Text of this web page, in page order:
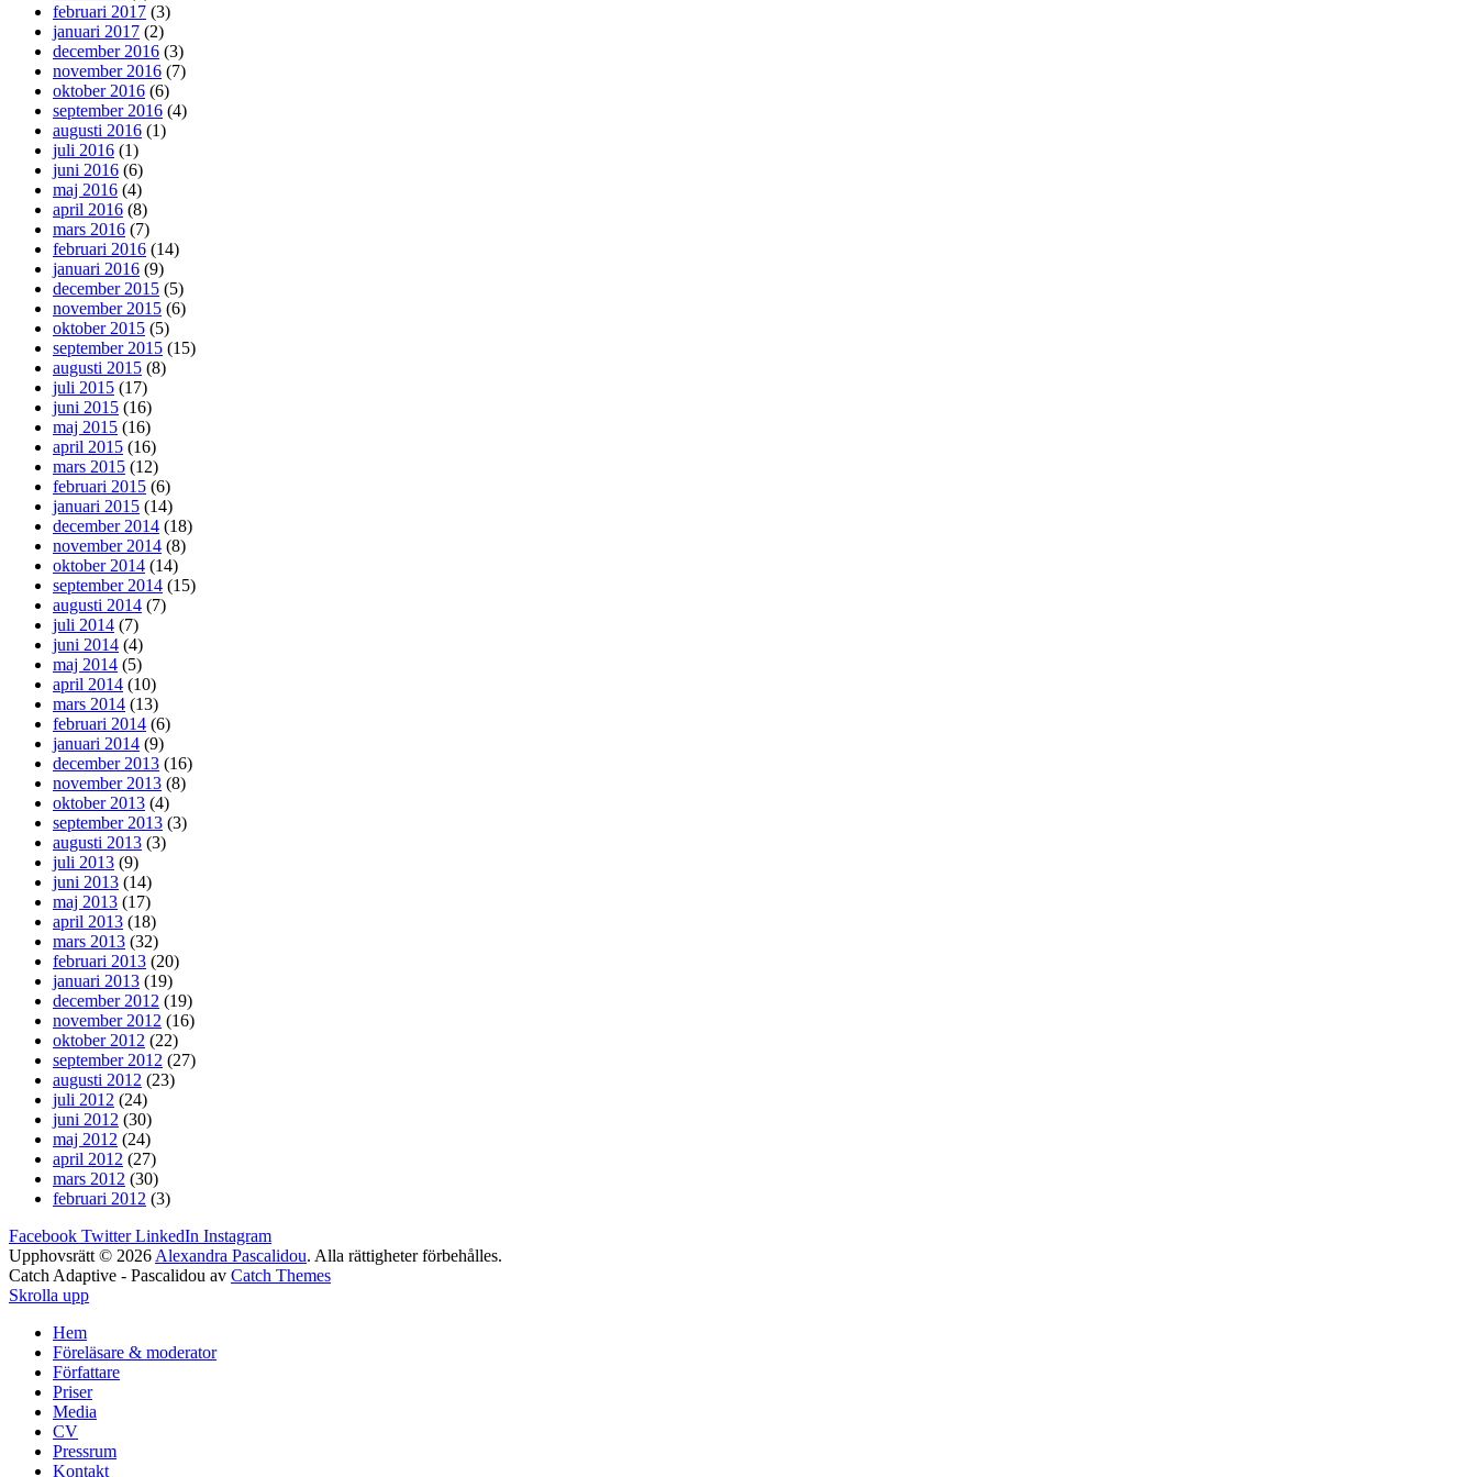
februari 2017 (3)
januari 2017 (2)
december 2016 (3)
november 2016 (7)
oktober 2016 (6)
september 2016 (4)
augusti 2016 (1)
juli 2016 (1)
juni 2016 (6)
maj 2016 (4)
april 2016 (8)
mars 2016 (7)
februari 2016 (14)
januari 2016 (9)
december 2015 (5)
november 2015 (6)
oktober 2015 (5)
september 2015 (15)
augusti 2015 (8)
juli 2015 (17)
juni 2015 (16)
maj 2015 (16)
april 2015 (16)
mars 2015 (12)
februari 2015 (6)
januari 2015 (14)
december 2014 (18)
november 2014 (8)
oktober 2014 (14)
september 2014 (15)
augusti 2014 (7)
juli 2014 (7)
juni 2014 (4)
maj 2014 (5)
april 2014 (10)
mars 2014 (13)
februari 2014 (6)
januari 2014 (9)
december 2013 (16)
november 2013 (8)
oktober 2013 (4)
september 2013 (3)
augusti 2013 (3)
juli 2013 (9)
juni 2013 (14)
maj 2013 (17)
april 2013 (18)
mars 2013 (32)
februari 2013 (20)
januari 2013 (19)
december 2012 (19)
november 2012 (16)
oktober 2012 (22)
september 2012 (27)
augusti 2012 (23)
juli 2012 (24)
juni 2012 (30)
maj 2012 (24)
april 2012 (27)
mars 2012 (30)
februari 2012 (3)
Facebook Twitter LinkedIn Instagram
Upphovsrätt © 2026 Alexandra Pascalidou. Alla rättigheter förbehålles.
Catch Adaptive - Pascalidou av Catch Themes
Skrolla upp
Hem
Föreläsare & moderator
Författare
Priser
Media
CV
Pressrum
Kontakt